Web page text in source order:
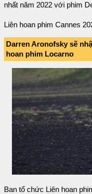
nhất năm 2022 với phim
Liên hoan phim Cannes
Darren Aronofsky sẽ
hoan phim Locarno
Ban tổ chức Liên hoan